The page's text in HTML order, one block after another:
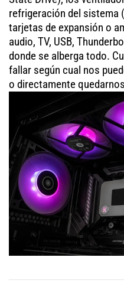
refrigeración del sistema
tarjetas de expansión o
audio, TV, USB,
donde se alberga todo.
fallar según cual nos
o directamente